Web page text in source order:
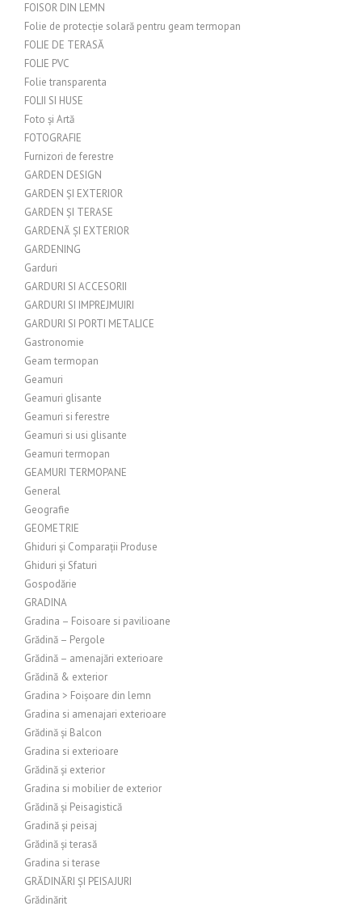
FOISOR DIN LEMN
Folie de protecție solară pentru geam termopan
FOLIE DE TERASĂ
FOLIE PVC
Folie transparenta
FOLII SI HUSE
Foto și Artă
FOTOGRAFIE
Furnizori de ferestre
GARDEN DESIGN
GARDEN ȘI EXTERIOR
GARDEN ȘI TERASE
GARDENĂ ȘI EXTERIOR
GARDENING
Garduri
GARDURI SI ACCESORII
GARDURI SI IMPREJMUIRI
GARDURI SI PORTI METALICE
Gastronomie
Geam termopan
Geamuri
Geamuri glisante
Geamuri si ferestre
Geamuri si usi glisante
Geamuri termopan
GEAMURI TERMOPANE
General
Geografie
GEOMETRIE
Ghiduri și Comparații Produse
Ghiduri și Sfaturi
Gospodărie
GRADINA
Gradina – Foisoare si pavilioane
Grădină – Pergole
Grădină – amenajări exterioare
Grădină & exterior
Gradina > Foișoare din lemn
Gradina si amenajari exterioare
Grădină și Balcon
Gradina si exterioare
Grădină și exterior
Gradina si mobilier de exterior
Grădină și Peisagistică
Gradină și peisaj
Grădină și terasă
Gradina si terase
GRĂDINĂRI ȘI PEISAJURI
Grădinărit